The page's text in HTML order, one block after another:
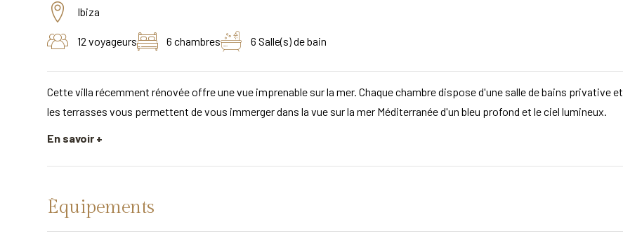
Ibiza
12 voyageurs 6 chambres 6 Salle(s) de bain
Cette villa récemment rénovée offre une vue imprenable sur la mer. Chaque chambre dispose d'une salle de bains privative et
les terrasses vous permettent de vous immerger dans la vue sur la mer Méditerranée d'un bleu profond et le ciel lumineux.
En savoir +
Équipements